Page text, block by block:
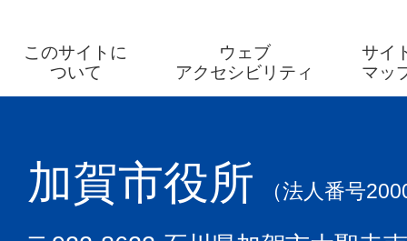
このサイトに
ついて
ウェブ
アクセシビリティ
サイ
マッ
加賀市役所 （法人番号